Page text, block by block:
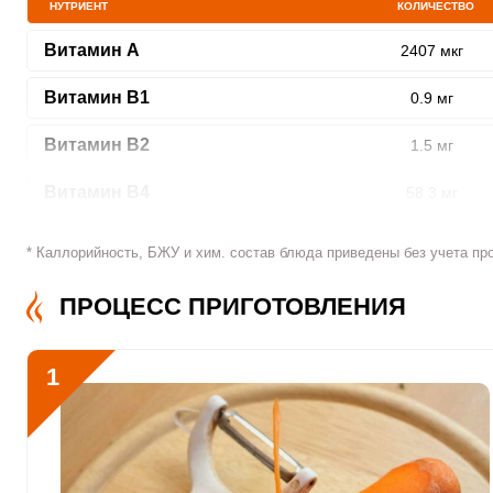
НУТРИЕНТ КОЛИЧЕСТВО
Витамин A 2407 мкг
Витамин В1 0.9 мг
Витамин В2 1.5 мг
Витамин В12 0.4 мкг
Витамин С 146.4 мкг
Витамин D 0.1 мкг
* Каллорийность, БЖУ и хим. состав блюда приведены без учета
ПРОЦЕСС ПРИГОТОВЛЕНИЯ
1
Сообщить об ошибке